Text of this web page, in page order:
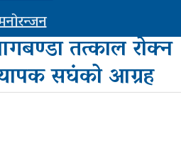
तत्काल रोक्न
सघंको आग्रह